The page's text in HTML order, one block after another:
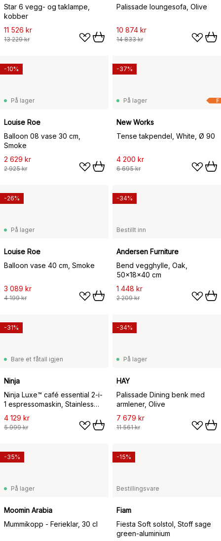
Star 6 vegg- og taklampe,
kobber
11 526 kr
13 229 kr
Palissade loungesofa, Olive
10 874 kr
14 833 kr
På lager
Louise Roe
Balloon 08 vase 30 cm,
Smoke
2 629 kr
2 925 kr
-10%
F
På lager
New Works
Tense takpendel, White, Ø 90
4 200 kr
6 695 kr
-37%
På lager
Louise Roe
Balloon vase 40 cm, Smoke
3 089 kr
4 199 kr
-26%
Bestillt inn
Andersen Furniture
Bend vegghylle, Oak,
50x18x40 cm
1 448 kr
2 209 kr
-34%
Bare et fåtall igjen
Ninja
Ninja Luxe™ café essential 2-i-
1 espressomaskin, Stainless
steel
4 129 kr
5 999 kr
-31%
På lager
HAY
Palissade Dining benk med
armlener, Olive
7 679 kr
11 561 kr
-34%
På lager
Moomin Arabia
Mummikopp - Ferieklar, 30 cl
-35%
Bestillingsvare
Fiam
Fiesta Soft solstol, Stoff sage
green-aluminium
-15%